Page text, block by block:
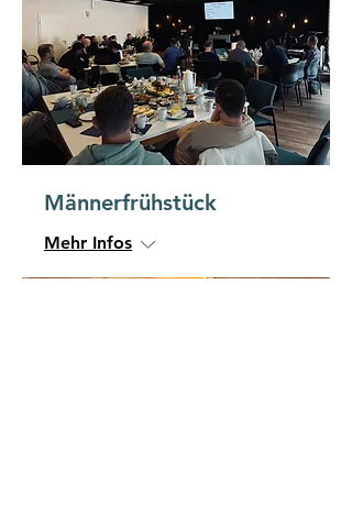
Männerfrühstück
Mehr Infos